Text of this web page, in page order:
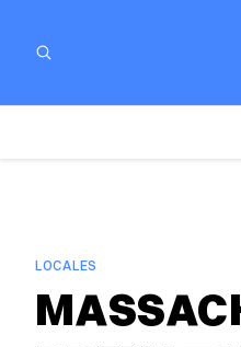
LOCALES